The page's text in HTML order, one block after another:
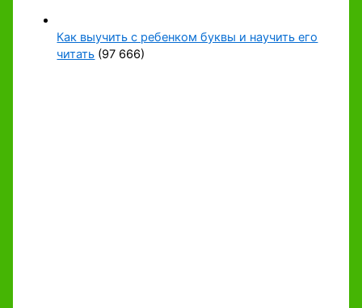
Как выучить с ребенком буквы и научить его
читать (97 666)